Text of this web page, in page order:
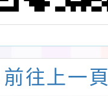
前往上一頁